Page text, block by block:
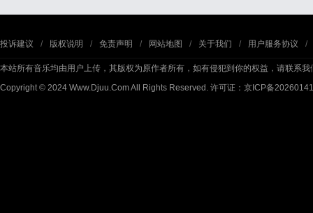
投诉建议 / 版权说明 / 免责声明 / 网站地图 / 关于我们 / 用户服务协议 /
本站所有音乐均由用户上传，其版权为原作者所有，如有侵犯到你的权益，请联系我
Copyright © 2024 Www.Djuu.Com All Rights Reserved. 许可证：京ICP备